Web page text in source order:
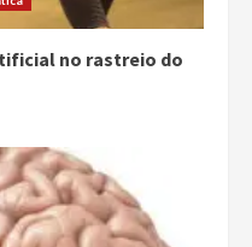
no rastreio do